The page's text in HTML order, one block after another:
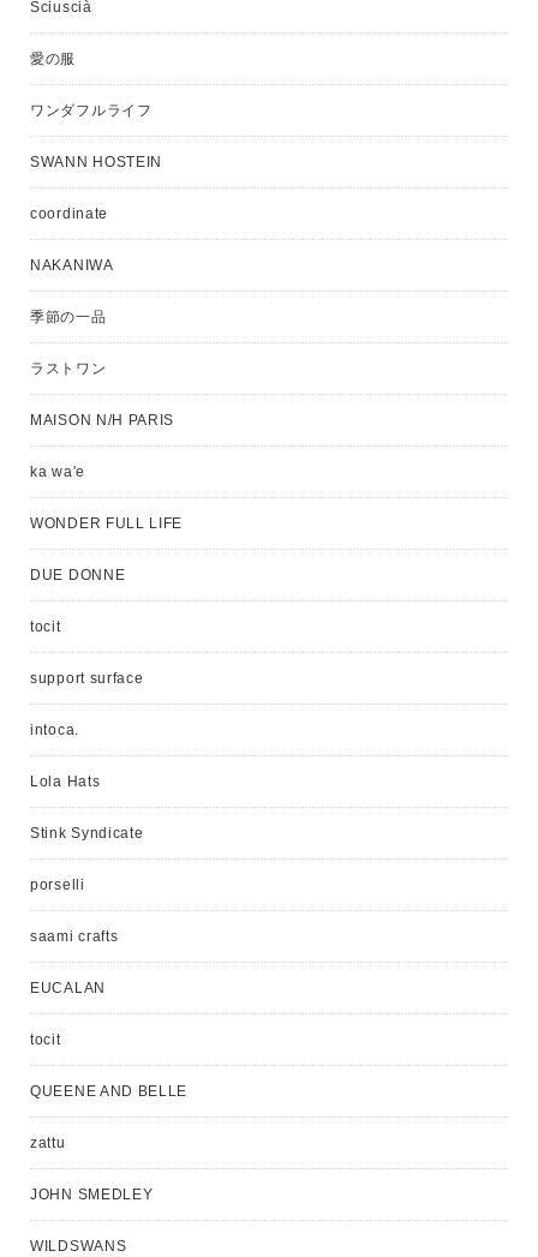
Sciuscià
愛の服
ワンダフルライフ
SWANN HOSTEIN
coordinate
NAKANIWA
季節の一品
ラストワン
MAISON N/H PARIS
ka wa'e
WONDER FULL LIFE
DUE DONNE
tocit
support surface
intoca.
Lola Hats
Stink Syndicate
porselli
saami crafts
EUCALAN
tocit
QUEENE AND BELLE
zattu
JOHN SMEDLEY
WILDSWANS